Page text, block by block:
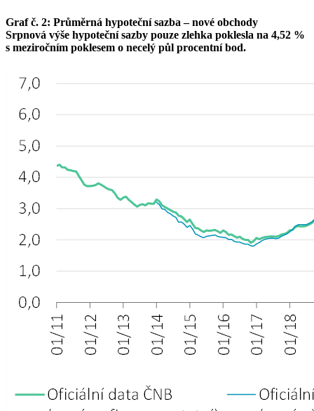
Graf č. 2: Průměrná hypoteční sazba – nové obchody
Srpnová výše hypoteční sazby pouze zlehka poklesla na 4,52 %
s meziročním poklesem o necelý půl procentní bod.